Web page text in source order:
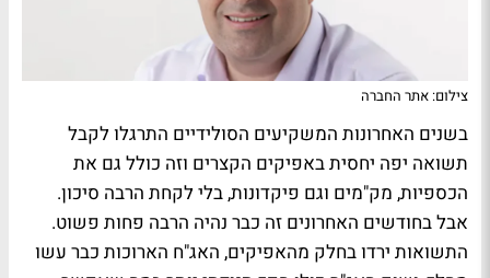
צילום: אתר החברה
בשנים האחרונות המשקיעים הסולידיים התרגלו לקבל
תשואה יפה יחסית באפיקים הקצרים וזה כולל גם את
הכספיות, מק"מים וגם פיקדונות, בלי לקחת הרבה סיכון.
אבל בחודשים האחרונים זה כבר נהיה הרבה פחות פשוט.
התשואות ירדו בחלק מהאפיקים, האג"ח הארוכות כבר עשו